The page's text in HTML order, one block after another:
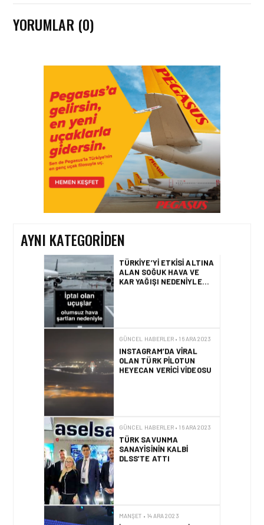
YORUMLAR (0)
AYNI KATEGORIDEN
HAVACILIK • 30 OCA 2026
TAV’DAN TUNUS
AÇIKLAMASI: “ŞIRKETIMIZ
VE ÇALIŞANLARIMIZ
HAKKINDA YÜRÜTÜLEN
BIR SORUŞTURMA YOK”
HAVAALANI • 31 ARA 2025
TÜRKIYE’YI ETKISI ALTINA
ALAN SOĞUK HAVA VE
KAR YAĞIŞI NEDENIYLE
HAVAYOLU
SEFERLERINDE İPTALLER
INSTAGRAM’DA VIRAL
OLAN TÜRK PILOTUN
HEYECAN VERICI VIDEOSU
GÜNCEL HABERLER • 16 ARA 2023
TÜRK SAVUNMA
SANAYISININ KALBI
DLSS’TE ATTI
MANŞET • 14 ARA 2023
İSTANBUL EKONOMI
ZIRVESINDE 8 ARALIK’TA
ÇIRAĞAN SARAYI’NDA
GÜNCEL HABERLER • 14 KAS 2023